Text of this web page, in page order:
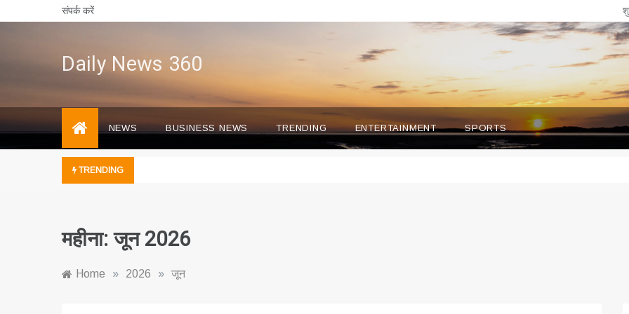
to
संपर्क करें
Daily News 360
NEWS BUSINESS NEWS TRENDING ENTERTAINMENT SPORTS
TRENDING
महीना:जून 2026
Home » 2026 » जून